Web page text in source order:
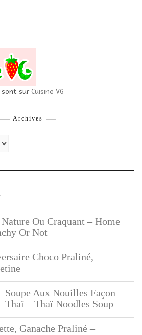
sont sur Cuisine VG
Archives
Ou Craquant – Home
Or Not
Choco Praliné,
Soupe Aux Nouilles Façon
Thaï – Thaï Noodles Soup
Ganache Praliné –